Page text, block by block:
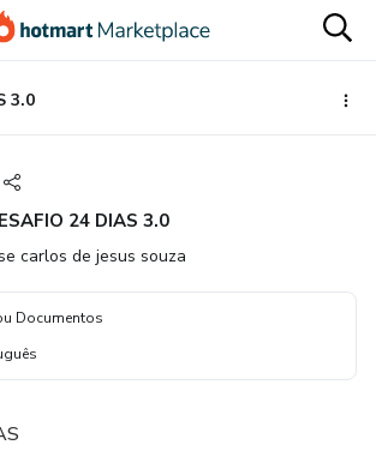
3.0
DESAFIO 24 DIAS 3.0
carlos de jesus souza
Documentos